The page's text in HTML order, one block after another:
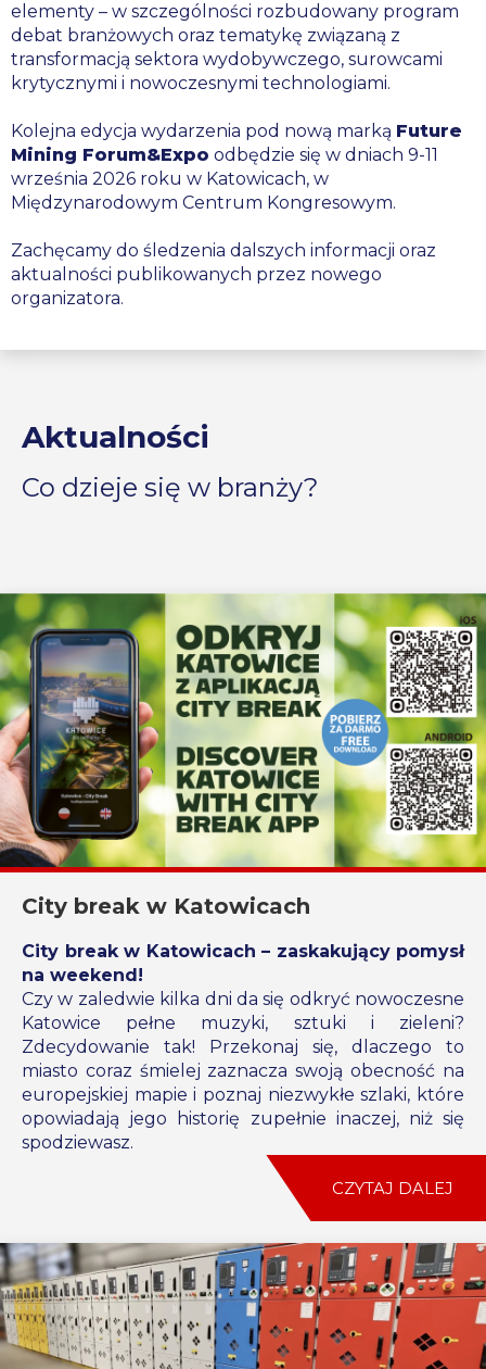
elementy – w szczególności rozbudowany program
debat branżowych oraz tematykę związaną z
transformacją sektora wydobywczego, surowcami
krytycznymi i nowoczesnymi technologiami.
Kolejna edycja wydarzenia pod nową marką Future
Mining Forum&Expo odbędzie się w dniach 9-11
września 2026 roku w Katowicach, w
Międzynarodowym Centrum Kongresowym.
Zachęcamy do śledzenia dalszych informacji oraz
aktualności publikowanych przez nowego
organizatora.
Aktualności
Co dzieje się w branży?
City break w Katowicach
City break w Katowicach – zaskakujący pomysł
na weekend!
Czy w zaledwie kilka dni da się odkryć nowoczesne
Katowice pełne muzyki, sztuki i zieleni?
Zdecydowanie tak! Przekonaj się, dlaczego to
miasto coraz śmielej zaznacza swoją obecność na
europejskiej mapie i poznaj niezwykłe szlaki, które
opowiadają jego historię zupełnie inaczej, niż się
spodziewasz.
CZYTAJ DALEJ